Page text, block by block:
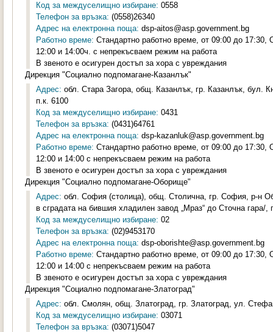
Код за междуселищно избиране: 0558
Телефон за връзка: (0558)26340
Адрес на електронна поща: dsp-aitos@asp.government.bg
Работно време: Стандартно работно време, от 09:00 до
12:00 и 14:00ч. с непрекъсваем режим на работа
В звеното е осигурен достъп за хора с увреждания
Дирекция "Социално подпомагане-Казанлък"
Адрес: обл. Стара Загора, общ. Казанлък, гр. Казанлък, бул.
п.к. 6100
Код за междуселищно избиране: 0431
Телефон за връзка: (0431)64761
Адрес на електронна поща: dsp-kazanluk@asp.government.bg
Работно време: Стандартно работно време, от 09:00 до
12:00 и 14:00 с непрекъсваем режим на работа
В звеното е осигурен достъп за хора с увреждания
Дирекция "Социално подпомагане-Оборище"
Адрес: обл. София (столица), общ. Столична, гр. София, р-н
в сградата на бившия хладилен завод „Мраз“ до Сточна гара/,
Код за междуселищно избиране: 02
Телефон за връзка: (02)9453170
Адрес на електронна поща: dsp-oborishte@asp.government.bg
Работно време: Стандартно работно време, от 09:00 до
12:00 и 14:00 с непрекъсваем режим на работа
В звеното е осигурен достъп за хора с увреждания
Дирекция "Социално подпомагане-Златоград"
Адрес: обл. Смолян, общ. Златоград, гр. Златоград, ул.
Код за междуселищно избиране: 03071
Телефон за връзка: (03071)5047